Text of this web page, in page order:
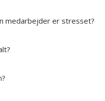
medarbejder er stresset?